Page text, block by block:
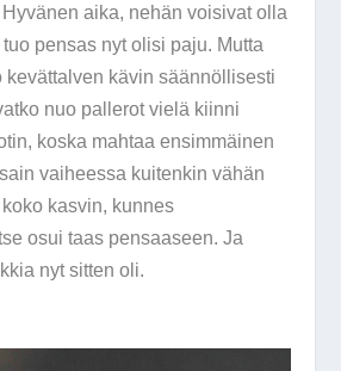
aika, nehän voisivat olla
pensas nyt olisi paju. Mutta
kevättalven kävin säännöllisesti
nuo pallerot vielä kiinni
koska mahtaa ensimmäinen
vaiheessa kuitenkin vähän
kasvin, kunnes
osui taas pensaaseen. Ja
nyt sitten oli.